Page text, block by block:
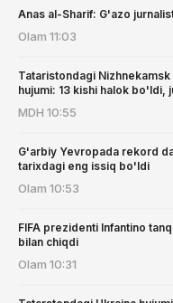
Anas al-Sharif: G'azo
Olam 11:03
Tataristondagi
hujumi: 13 kishi halok bo'ldi,
MDH 10:55
G'arbiy Yevropada rekord
tarixdagi eng issiq bo'ldi
Olam 10:53
FIFA prezidenti Infantino
bilan chiqdi
Olam 10:31